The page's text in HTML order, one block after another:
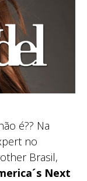
é?? Na
no
Brasil,
Next